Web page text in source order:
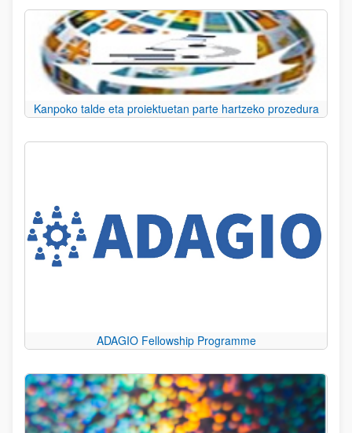
Kanpoko talde eta proiektuetan parte hartzeko prozedura
ADAGIO Fellowship Programme